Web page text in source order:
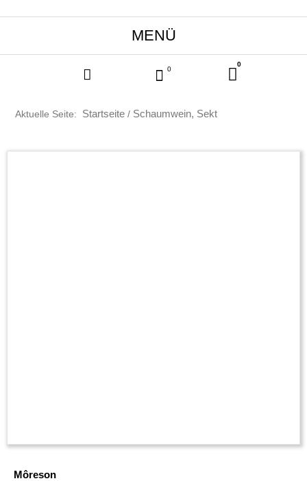
0
0
Aktuelle Seite: Start­sei­te / Schaumwein, Sekt
Môreson